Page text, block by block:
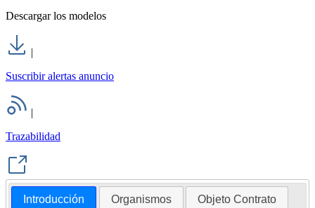
Descargar los modelos
|
Suscribir alertas anuncio
|
Trazabilidad
Introducción Organismos Objeto Contrato